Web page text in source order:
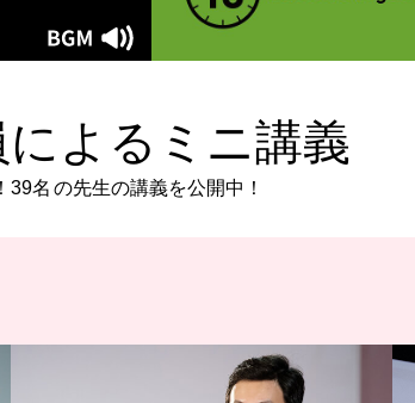
よるミニ講義
39名 の先生の講義を公開中！